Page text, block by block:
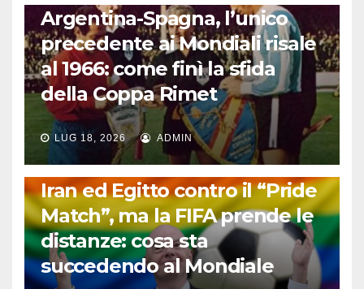
Argentina-Spagna, l’unico
precedente ai Mondiali risale
al 1966: come finì la sfida
della Coppa Rimet
LUG 18, 2026 ADMIN
FUORI DAL CAMPO: CALCIO, GOSSIP E NON SOLO
Iran ed Egitto contro il “Pride
Match”, ma la FIFA prende le
distanze: cosa sta
succedendo al Mondiale